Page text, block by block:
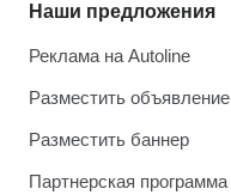
Наши предложения
Реклама на Autoline
Разместить объявление
Разместить баннер
Партнерская программа